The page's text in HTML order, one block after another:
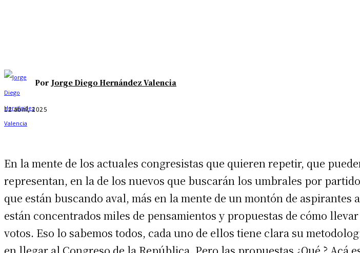
Por Jorge Diego Hernández Valencia
12 abril, 2025
En la mente de los actuales congresistas que quieren repetir, que
representan, en la de los nuevos que buscarán los umbrales por
que están buscando aval, más en la mente de un montón de
están concentrados miles de pensamientos y propuestas de cómo
votos. Eso lo sabemos todos, cada uno de ellos tiene clara su